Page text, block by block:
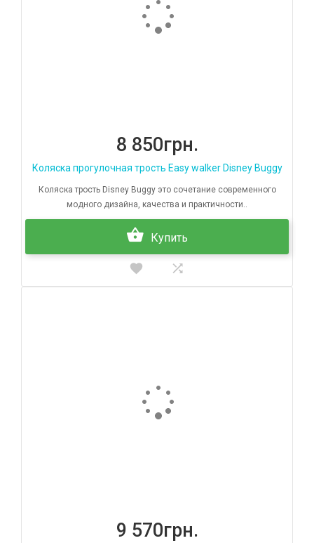
8 850грн.
Коляска прогулочная трость Easy walker Disney Buggy
Коляска трость Disney Buggy это сочетание современного
модного дизайна, качества и практичности..
Купить
9 570грн.